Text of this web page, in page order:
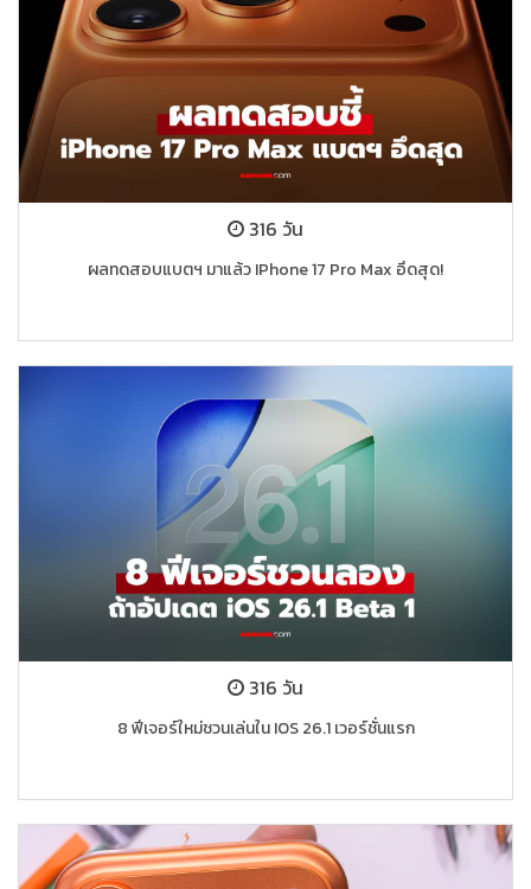
316 วัน
ผลทดสอบแบตฯ มาแล้ว IPhone 17 Pro Max อึดสุด!
316 วัน
8 ฟีเจอร์ใหม่ชวนเล่นใน IOS 26.1 เวอร์ชั่นแรก